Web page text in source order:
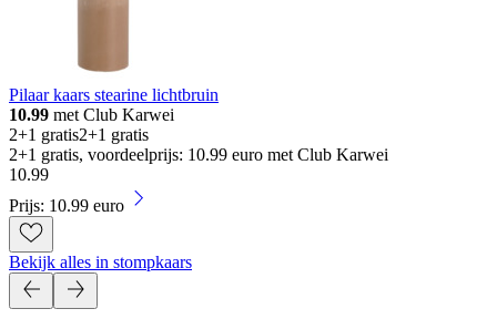
Pilaar kaars stearine lichtbruin
10.99 met Club Karwei
2+1 gratis2+1 gratis
2+1 gratis, voordeelprijs: 10.99 euro met Club Karwei
10.99
Prijs: 10.99 euro
Bekijk alles in stompkaars